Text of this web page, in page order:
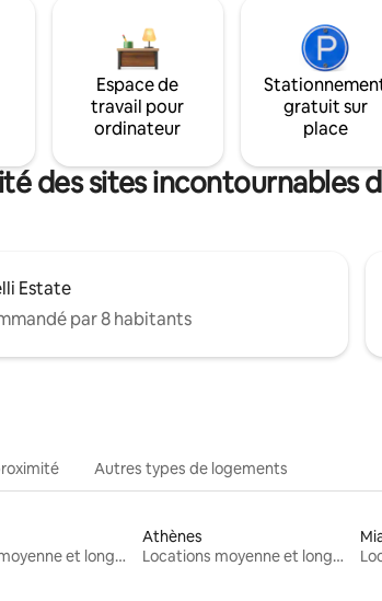
Espace de
travail pour
ordinateur
gratuit sur
place
des sites incontournables
Estate
par 8 habitants
Autres types de logements
Locations moyenne et longue durée
Athènes
Locations moyenne et longue durée